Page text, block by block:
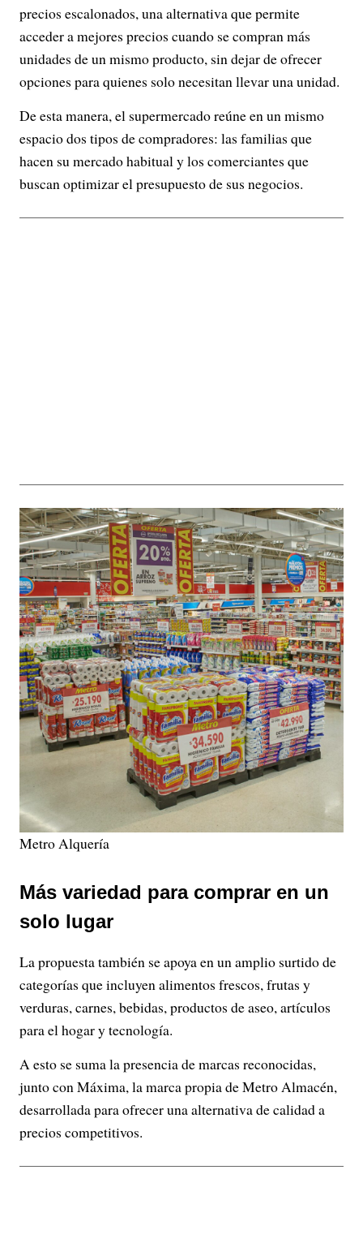
precios escalonados, una alternativa que permite
acceder a mejores precios cuando se compran más
unidades de un mismo producto, sin dejar de ofrecer
opciones para quienes solo necesitan llevar una unidad.
De esta manera, el supermercado reúne en un mismo
espacio dos tipos de compradores: las familias que
hacen su mercado habitual y los comerciantes que
buscan optimizar el presupuesto de sus negocios.
Metro Alquería
Más variedad para comprar en un
solo lugar
La propuesta también se apoya en un amplio surtido de
categorías que incluyen alimentos frescos, frutas y
verduras, carnes, bebidas, productos de aseo, artículos
para el hogar y tecnología.
A esto se suma la presencia de marcas reconocidas,
junto con Máxima, la marca propia de Metro Almacén,
desarrollada para ofrecer una alternativa de calidad a
precios competitivos.